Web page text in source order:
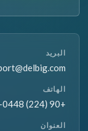
البريد
الهاتف
+90 (224) 334-0448
العنوان